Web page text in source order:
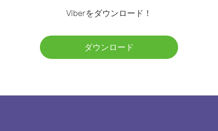
Viberをダウンロード！
ダウンロード